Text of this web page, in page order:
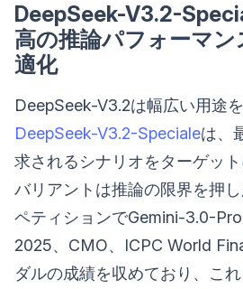
に基づいて構築されており、論理推論、
数学的問題解決、およびエージェントワ
ークフローにおける強化された機能を提
供します。エンジニアは今、主要なクロ
ーズドソースシステムが設定したベンチ
マークを上回り、複雑なクエリを効率的
に処理するツールにアクセスできるよう
になりました。 💡さらに、これらの進
は、エージェ…
DeepSeek-V3.2-
高の推論パフォーマ
適化
DeepSeek-V3.2は幅広い用途
DeepSeek-V3.2-Specialeは、
求されるシナリオをターゲッ
バリアントは推論の限界を押
ペティションでGemini-3.0-
2025、CMO、ICPC World
ダルの成績を収めており、こ